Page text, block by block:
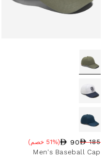
السعر العادي
185
سعر البيع
90
نسبة الخصم
(51% خصم)
Men's Baseball Cap